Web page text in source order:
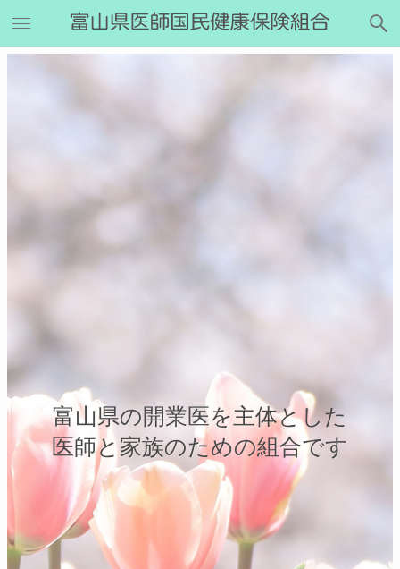
富山県の開業医を主体とした
医師と家族のための組合です